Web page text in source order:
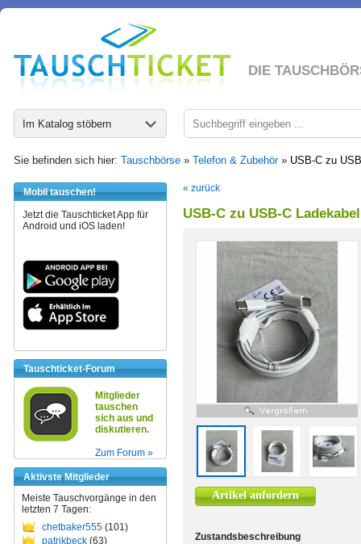
DIE
Im Katalog stöbern
Sie befinden sich hier: Tauschbörse » Telefon & Zubehör» USB-C zu
Mobil tauschen!
Jetzt die Tauschticket App für
Android und iOS laden!
Tauschticket-Forum
Mitglieder
tauschen
sich aus und
diskutieren.
Zum Forum »
Aktivste Mitglieder
Meiste Tauschvorgänge in den
letzten 7 Tagen:
chetbaker555 (101)
patrikbeck (63)
« zurück
USB-C zu USB-C
Artikel anfordern
Zustandsbeschreibung